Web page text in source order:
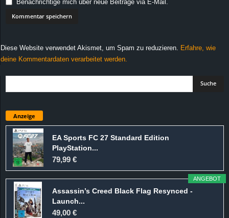
Benachrichtige mich über neue Beiträge via E-Mail.
Diese Website verwendet Akismet, um Spam zu reduzieren. Erfahre, wie
deine Kommentardaten verarbeitet werden.
Anzeige
EA Sports FC 27 Standard Edition
PlayStation...
79,99 €
ANGEBOT
Assassin’s Creed Black Flag Resynced -
Launch...
49,00 €